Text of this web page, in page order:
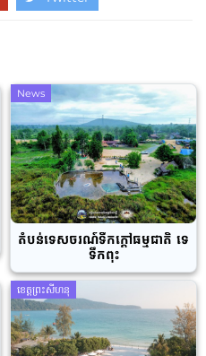
News
តំបន់ទេសចរណ៍ទឹកក្តៅធម្មជាតិ ទេ
ទឹកពុះ
ខេត្តព្រះសីហនុ